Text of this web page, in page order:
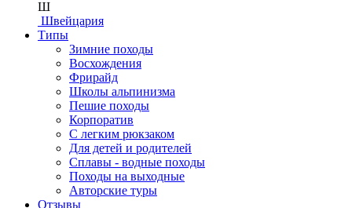
Ш
Швейцария
Типы
Зимние походы
Восхождения
Фрирайд
Школы альпинизма
Пешие походы
Корпоратив
С легким рюкзаком
Для детей и родителей
Сплавы - водные походы
Походы на выходные
Авторские туры
Отзывы